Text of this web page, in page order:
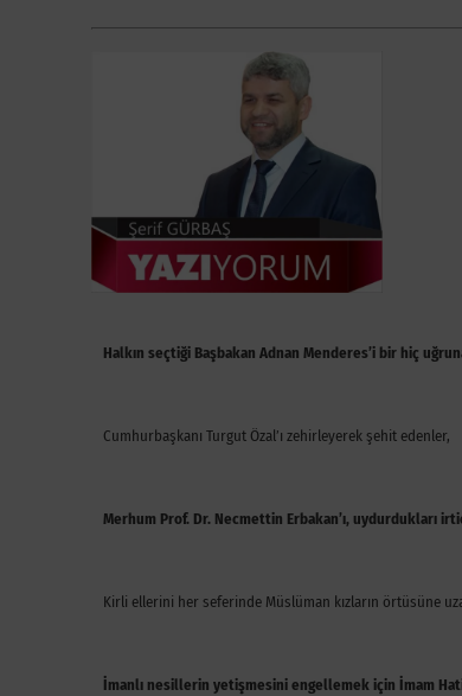
Halkın seçtiği Başbakan Adnan Menderes’i bir hiç
Cumhurbaşkanı Turgut Özal’ı zehirleyerek şehit edenler,
Merhum Prof. Dr. Necmettin Erbakan’ı, uydurdukları
Kirli ellerini her seferinde Müslüman kızların örtüsüne
İmanlı nesillerin yetişmesini engellemek için İmam